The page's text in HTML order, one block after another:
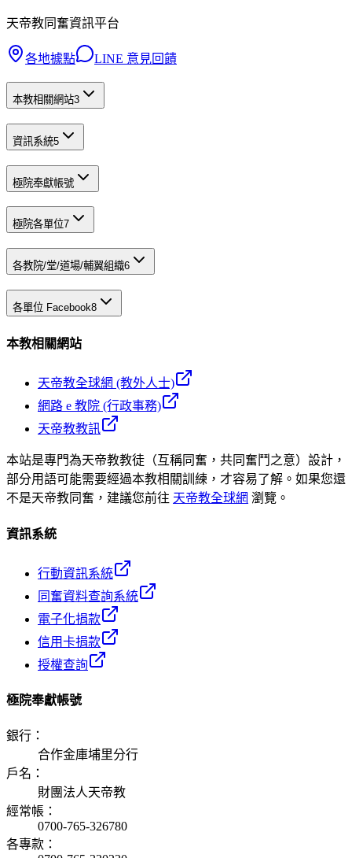
天帝教同奮資訊平台
各地據點 LINE 意見回饋
本教相關網站3
資訊系統5
極院奉獻帳號
極院各單位7
各教院/堂/道場/輔翼組織6
各單位 Facebook8
本教相關網站
天帝教全球網 (教外人士)
網路 e 教院 (行政事務)
天帝教教訊
本站是專門為天帝教教徒（互稱同奮，共同奮鬥之意）設計，
部分用語可能需要經過本教相關訓練，才容易了解。如果您還
不是天帝教同奮，建議您前往 天帝教全球網 瀏覽。
資訊系統
行動資訊系統
同奮資料查詢系統
電子化捐款
信用卡捐款
授權查詢
極院奉獻帳號
銀行 ：
合作金庫埔里分行
戶名 ：
財團法人天帝教
經常帳 ：
0700-765-326780
各專款 ：